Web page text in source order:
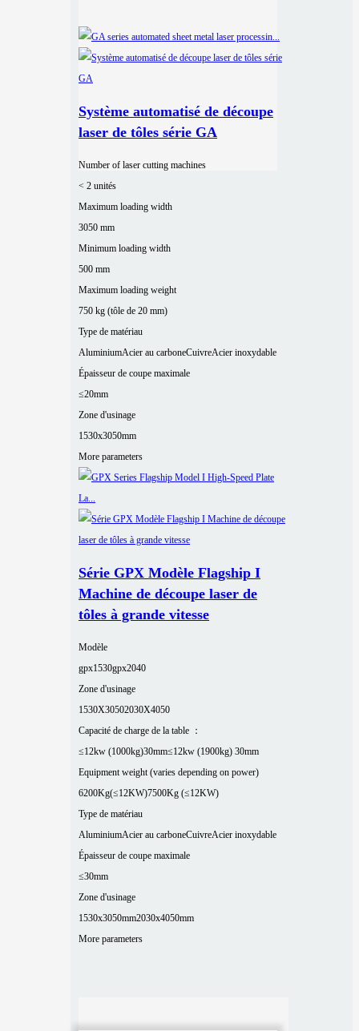
Système automatisé de découpe
laser de tôles série GA
Number of laser cutting machines
< 2 unités
Maximum loading width
3050 mm
Minimum loading width
500 mm
Maximum loading weight
750 kg (tôle de 20 mm)
Type de matériau
AluminiumAcier au carboneCuivreAcier inoxydable
Épaisseur de coupe maximale
≤20mm
Zone d'usinage
1530x3050mm
More parameters
Série GPX Modèle Flagship I
Machine de découpe laser de
tôles à grande vitesse
Modèle
gpx1530gpx2040
Zone d'usinage
1530X30502030X4050
Capacité de charge de la table ：
≤12kw (1000kg)30mm≤12kw (1900kg) 30mm
Equipment weight (varies depending on power)
6200Kg(≤12KW)7500Kg (≤12KW)
Type de matériau
AluminiumAcier au carboneCuivreAcier inoxydable
Épaisseur de coupe maximale
≤30mm
Zone d'usinage
1530x3050mm2030x4050mm
More parameters